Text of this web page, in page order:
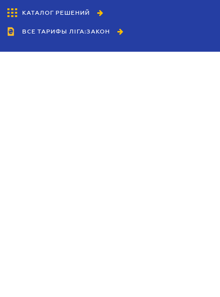
КАТАЛОГ РЕШЕНИЙ
ВСЕ ТАРИФЫ ЛІГА:ЗАКОН